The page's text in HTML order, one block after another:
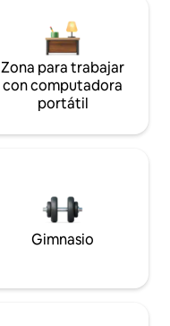
Zona para trabajar
con computadora
portátil
Gimnasio